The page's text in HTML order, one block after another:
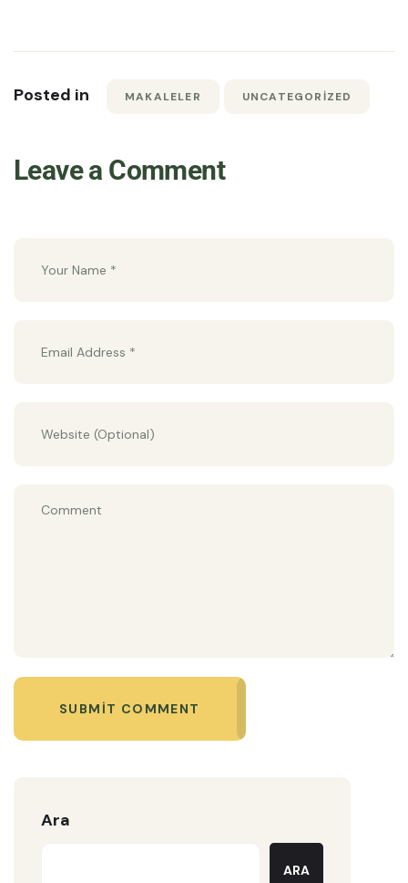
Posted in MAKALELER UNCATEGORIZED
Leave a Comment
SUBMIT COMMENT
Ara
ARA